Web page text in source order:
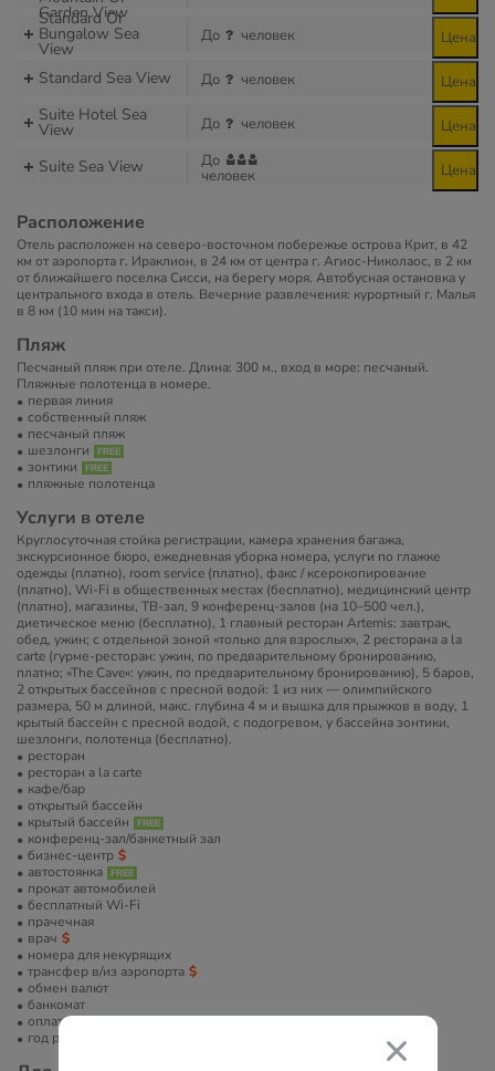
Garden View
Standard Or
Bungalow Sea
View
До человек Цена
Standard Sea View До человек Цена
Suite Hotel Sea
View До человек Цена
Suite Sea View До
человек Цена
Расположение
Отель расположен на северо-восточном побережье острова Крит, в 42
км от аэропорта г. Ираклион, в 24 км от центра г. Агиос-Николаос, в 2 км
от ближайшего поселка Сисси, на берегу моря. Автобусная остановка у
центрального входа в отель. Вечерние развлечения: курортный г. Малья
в 8 км (10 мин на такси).
Пляж
Песчаный пляж при отеле. Длина: 300 м., вход в море: песчаный.
Пляжные полотенца в номере.
первая линия
собственный пляж
песчаный пляж
шезлонги
зонтики
пляжные полотенца
Услуги в отеле
Круглосуточная стойка регистрации, камера хранения багажа,
экскурсионное бюро, ежедневная уборка номера, услуги по глажке
одежды (платно), room service (платно), факс / ксерокопирование
(платно), Wi-Fi в общественных местах (бесплатно), медицинский центр
(платно), магазины, ТВ-зал, 9 конференц-залов (на 10–500 чел.),
диетическое меню (бесплатно), 1 главный ресторан Artemis: завтрак,
обед, ужин; с отдельной зоной «только для взрослых», 2 ресторана a la
carte (гурме-ресторан: ужин, по предварительному бронированию,
платно; «The Cave»: ужин, по предварительному бронированию), 5 баров,
2 открытых бассейнов с пресной водой: 1 из них — олимпийского
размера, 50 м длиной, макс. глубина 4 м и вышка для прыжков в воду, 1
крытый бассейн с пресной водой, с подогревом, у бассейна зонтики,
шезлонги, полотенца (бесплатно).
ресторан
ресторан a la carte
кафе/бар
открытый бассейн
крытый бассейн
конференц-зал/банкетный зал
бизнес-центр
автостоянка
прокат автомобилей
бесплатный Wi-Fi
прачечная
врач
номера для некурящих
трансфер в/из аэропорта
обмен валют
банкомат
оплата платежными картами
год реновации